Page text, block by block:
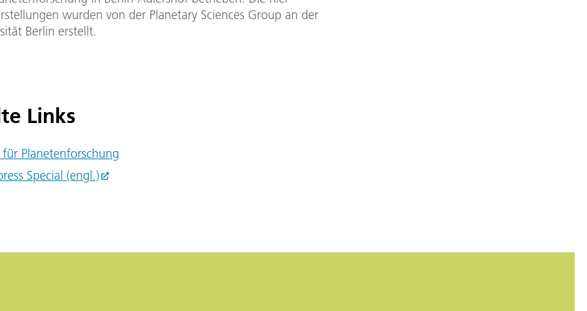
wurden von der Planetary Sciences Group an der
Berlin erstellt.
Links
Planetenforschung
Special (engl.)